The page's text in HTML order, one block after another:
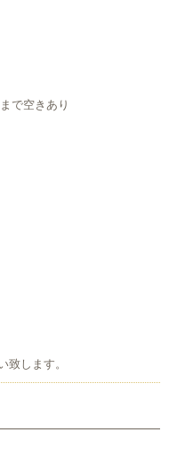
で空きあり
致します。